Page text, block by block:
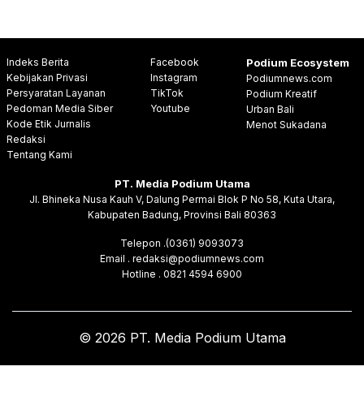
Indeks Berita
Kebijakan Privasi
Persyaratan Layanan
Pedoman Media Siber
Kode Etik Jurnalis
Redaksi
Tentang Kami
Facebook
Instagram
TikTok
Youtube
Podium Ecosystem
Podiumnews.com
Podium Kreatif
Urban Bali
Menot Sukadana
PT. Media Podium Utama
Jl. Bhineka Nusa Kauh V, Dalung Permai Blok P No 58, Kuta Utara,
Kabupaten Badung, Provinsi Bali 80363
Telepon .(0361) 9093073
Email . redaksi@podiumnews.com
Hotline . 0821 4594 6900
© 2026 PT. Media Podium Utama